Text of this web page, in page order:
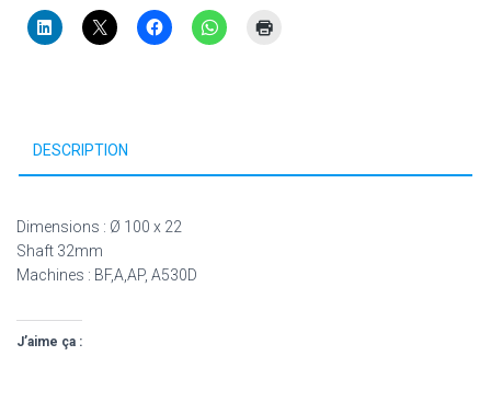
DESCRIPTION
Dimensions : Ø 100 x 22
Shaft 32mm
Machines : BF,A,AP, A530D
J’aime ça :